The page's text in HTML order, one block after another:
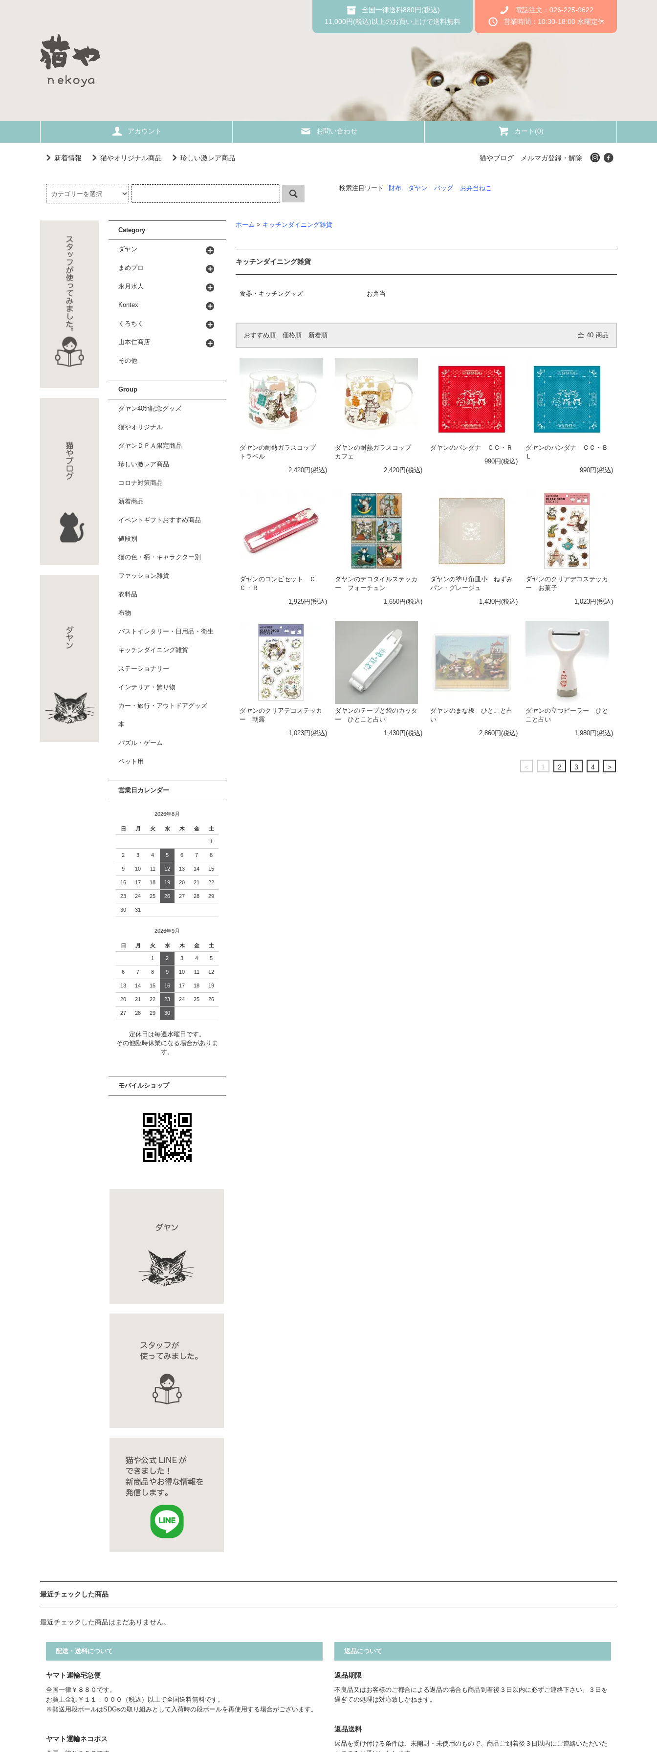
全国一律送料880円(税込)
11,000円(税込)以上のお買い上げで送料無料
電話注文：026-225-9622
営業時間：10:30-18:00 水曜定休
アカウント お問い合わせ カート(0)
新着情報 猫やオリジナル商品 珍しい激レア商品 猫やブログ メルマガ登録・解除
検索注目ワード 財布 ダヤン バッグ お弁当ねこ
ホーム > キッチンダイニング雑貨
キッチンダイニング雑貨
食器・キッチングッズ お弁当
おすすめ順 価格順 新着順 全 40 商品
ダヤンの耐熱ガラスコップ
トラベル
2,420円(税込)
ダヤンの耐熱ガラスコップ
カフェ
2,420円(税込)
ダヤンのバンダナ ＣＣ・Ｒ
990円(税込)
ダヤンのバンダナ ＣＣ・Ｂ
Ｌ
990円(税込)
ダヤンのコンビセット Ｃ
Ｃ・Ｒ
1,925円(税込)
ダヤンのデコタイルステッカ
ー フォーチュン
1,650円(税込)
ダヤンの塗り角皿小 ねずみ
パン・グレージュ
1,430円(税込)
ダヤンのクリアデコステッカ
ー お菓子
1,023円(税込)
ダヤンのクリアデコステッカ
ー 朝露
1,023円(税込)
ダヤンのテープと袋のカッタ
ー ひとこと占い
1,430円(税込)
ダヤンのまな板 ひとこと占
い
2,860円(税込)
ダヤンの立つピーラー ひと
こと占い
1,980円(税込)
< 1 2 3 4 >
Category
ダヤン
まめプロ
永月水人
Kontex
くろちく
山本仁商店
その他
Group
ダヤン40th記念グッズ
猫やオリジナル
ダヤンＤＰＡ限定商品
珍しい激レア商品
コロナ対策商品
新着商品
イベントギフトおすすめ商品
値段別
猫の色・柄・キャラクター別
ファッション雑貨
衣料品
布物
バストイレタリー・日用品・衛生
キッチンダイニング雑貨
ステーショナリー
インテリア・飾り物
カー・旅行・アウトドアグッズ
本
パズル・ゲーム
ペット用
営業日カレンダー
2026年8月
日 月 火 水 木 金 土
1
2 3 4 5 6 7 8
9 10 11 12 13 14 15
16 17 18 19 20 21 22
23 24 25 26 27 28 29
30 31
2026年9月
日 月 火 水 木 金 土
1 2 3 4 5
6 7 8 9 10 11 12
13 14 15 16 17 18 19
20 21 22 23 24 25 26
27 28 29 30
定休日は毎週水曜日です。
その他臨時休業になる場合がありま
す。
モバイルショップ
最近チェックした商品
最近チェックした商品はまだありません。
配送・送料について
ヤマト運輸宅急便
全国一律￥８８０です。
お買上金額￥１１，０００（税込）以上で全国送料無料です。
※発送用段ボールはSDGsの取り組みとして入荷時の段ボールを再使用する場合がございます。
ヤマト運輸ネコポス
返品について
返品期限
不良品又はお客様のご都合による返品の場合も商品到着後３日以内に必ずご連絡下さい。３日を
過ぎての処理は対応致しかねます。
返品送料
返品を受け付ける条件は、未開封・未使用のもので、商品ご到着後３日以内にご連絡いただいた